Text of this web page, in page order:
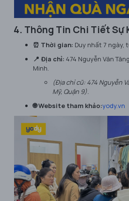
4. Thông Tin Chi Tiết Sự
⏰ Thời gian: Duy nhất 7 ngày,
📍 Địa chỉ: 474 Nguyễn Văn
Minh.
(Địa chỉ cũ: 474 Nguyễn
Mỹ, Quận 9).
🌐 Website tham khảo:yody.vn